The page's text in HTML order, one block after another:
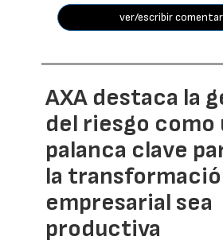
ver/escribir
AXA destaca la
del riesgo como
palanca clave
la
empresarial sea
productiva